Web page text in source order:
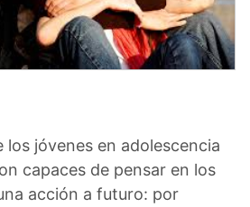
los jóvenes en adolescencia
capaces de pensar en los
acción a futuro: por